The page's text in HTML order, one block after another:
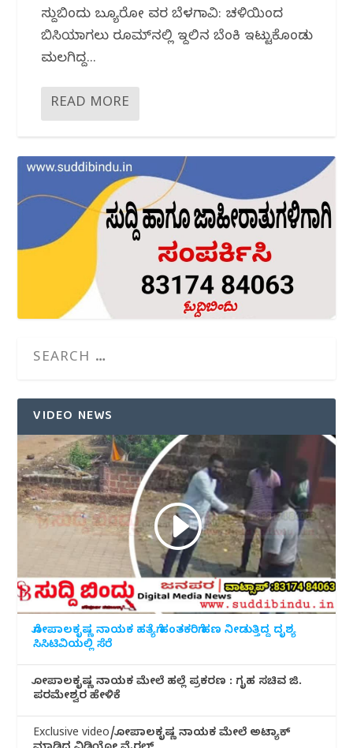
ಸುದ್ದಿಬಿಂದು ಬ್ಯೂರೋ ವರದಿ ಬೆಳಗಾವಿ: ಚಳಿಯಿಂದ
ಬಿಸಿಯಾಗಲು ರೂಮ್‌ನಲ್ಲಿ ಇದ್ದಿಲಿನ ಬೆಂಕಿ ಇಟ್ಟುಕೊಂಡು
ಮಲಗಿದ್ದ...
READ MORE
VIDEO NEWS
ಗೋಪಾಲಕೃಷ್ಣ ನಾಯಕ ಹತ್ಯೆಗೆ ಹಂತಕರಿಗೆ ಹಣ ನೀಡುತ್ತಿದ್ದ ದೃಶ್ಯ
ಸಿಸಿಟಿವಿಯಲ್ಲಿ ಸೆರೆ
ಗೋಪಾಲಕೃಷ್ಣ ನಾಯಕ ಮೇಲೆ ಹಲ್ಲೆ ಪ್ರಕರಣ : ಗೃಹ ಸಚಿವ ಜಿ.
ಪರಮೇಶ್ವರ ಹೇಳಿಕೆ
Exclusive video/ಗೋಪಾಲಕೃಷ್ಣ ನಾಯಕ ಮೇಲೆ ಅಟ್ಯಾಕ್